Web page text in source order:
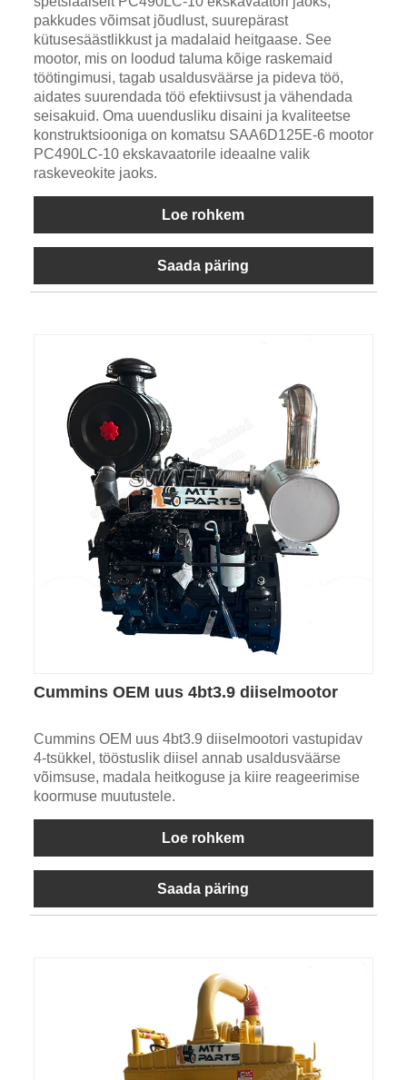
pakkudes võimsat jõudlust, suurepärast
kütusesäästlikkust ja madalaid heitgaase. See
mootor, mis on loodud taluma kõige raskemaid
töötingimusi, tagab usaldusväärse ja pideva töö,
aidates suurendada töö efektiivsust ja vähendada
seisakuid. Oma uuendusliku disaini ja kvaliteetse
konstruktsiooniga on komatsu SAA6D125E-6 mootor
PC490LC-10 ekskavaatorile ideaalne valik
raskeveokite jaoks.
Loe rohkem
Saada päring
Cummins OEM uus 4bt3.9 diiselmootor
Cummins OEM uus 4bt3.9 diiselmootori vastupidav
4-tsükkel, tööstuslik diisel annab usaldusväärse
võimsuse, madala heitkoguse ja kiire reageerimise
koormuse muutustele.
Loe rohkem
Saada päring